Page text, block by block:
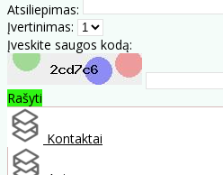
Atsiliepimas:
Įvertinimas:
Įveskite saugos kodą:
Rašyti
Kontaktai